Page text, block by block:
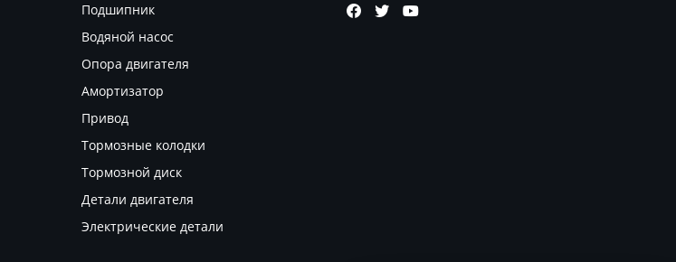
Подшипник
Водяной насос
Опора двигателя
Амортизатор
Привод
Тормозные колодки
Тормозной диск
Детали двигателя
Электрические детали
  